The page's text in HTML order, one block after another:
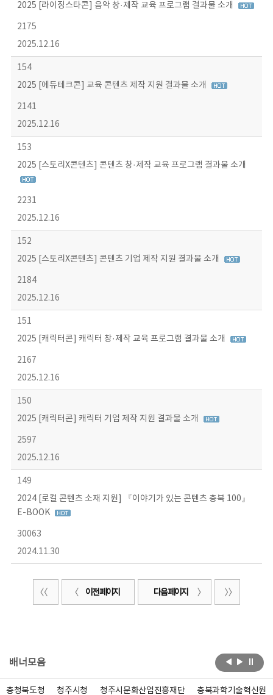
2025 [라이징스타콘] 음악 창·제작 교육 프로그램 결과물 소개
2175
2025.12.16
154
2025 [에듀테크콘] 교육 콘텐츠 제작 지원 결과물 소개
2141
2025.12.16
153
2025 [스토리X콘텐츠] 콘텐츠 창·제작 교육 프로그램 결과물 소개
2231
2025.12.16
152
2025 [스토리X콘텐츠] 콘텐츠 기업 제작 지원 결과물 소개
2184
2025.12.16
151
2025 [캐릭터콘] 캐릭터 창·제작 교육 프로그램 결과물 소개
2167
2025.12.16
150
2025 [캐릭터콘] 캐릭터 기업 제작 지원 결과물 소개
2597
2025.12.16
149
2024 [로컬 콘텐츠 소재 지원] 『이야기가 있는 콘텐츠 충북 100』
E-BOOK
30063
2024.11.30
이전 페이지 다음 페이지
배너모음
충청북도청 청주시청 청주시문화산업진흥재단 충북과학기술혁신원